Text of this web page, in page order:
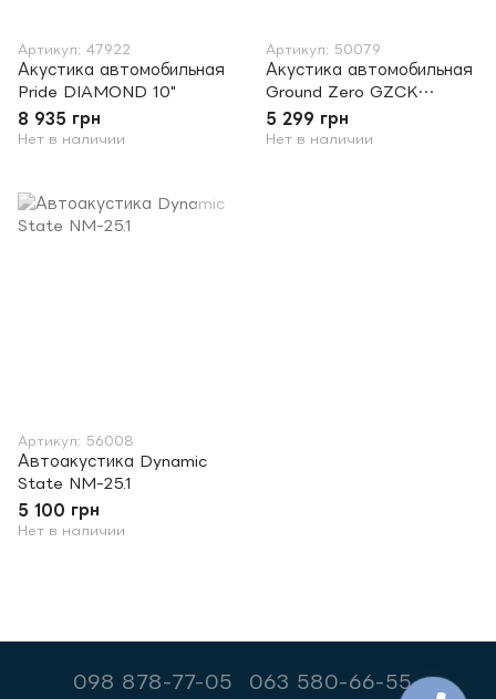
Артикул: 47922
Акустика автомобильная
Pride DIAMOND 10"
8 935 грн
Нет в наличии
Артикул: 50079
Акустика автомобильная
Ground Zero GZCK
250XSPL
5 299 грн
Нет в наличии
Артикул: 56008
Автоакустика Dynamic
State NM-25.1
5 100 грн
Нет в наличии
098 878-77-05 063 580-66-55